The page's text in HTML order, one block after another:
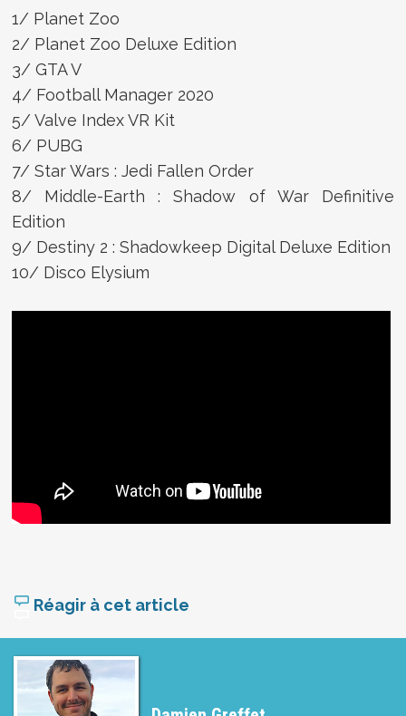
1/ Planet Zoo
2/ Planet Zoo Deluxe Edition
3/ GTA V
4/ Football Manager 2020
5/ Valve Index VR Kit
6/ PUBG
7/ Star Wars : Jedi Fallen Order
8/ Middle-Earth : Shadow of War Definitive
Edition
9/ Destiny 2 : Shadowkeep Digital Deluxe Edition
10/ Disco Elysium
Réagir à cet article